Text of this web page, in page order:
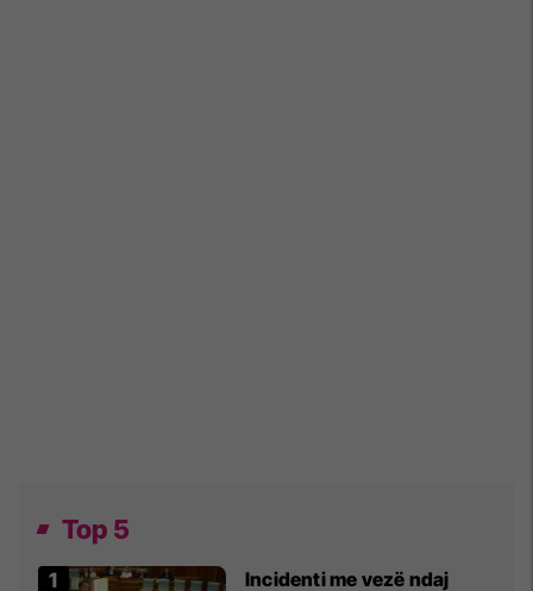
Top 5
Incidenti me vezë ndaj